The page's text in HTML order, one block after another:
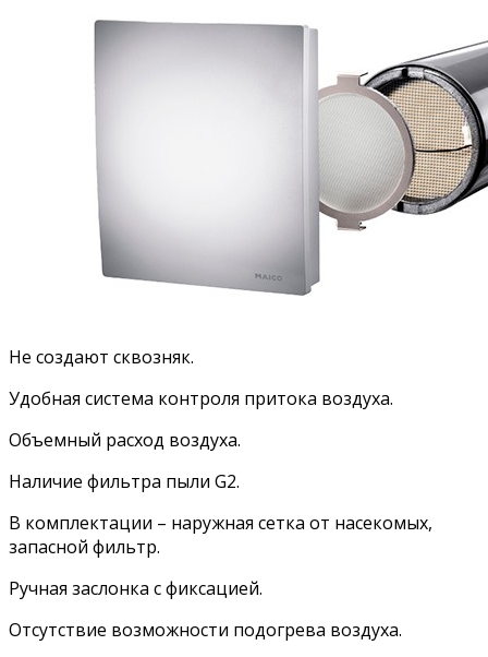
Не создают сквозняк.
Удобная система контроля притока воздуха.
Объемный расход воздуха.
Наличие фильтра пыли G2.
В комплектации – наружная сетка от насекомых,
запасной фильтр.
Ручная заслонка с фиксацией.
Отсутствие возможности подогрева воздуха.